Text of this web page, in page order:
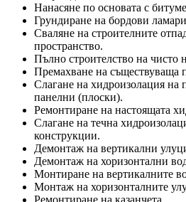
Нанасяне по основата с
Грундиране на бордови
Сваляне на строителните
пространство.
Пълно строителство на чисто
Премахване на съществуваща
Слагане на хидроизолация на
панелни (плоски).
Ремонтиране на настоящата
Слагане на течна
конструкции.
Демонтаж на вертикални
Демонтаж на хоризонтални
Монтиране на вертикалните
Монтаж на хоризонталните